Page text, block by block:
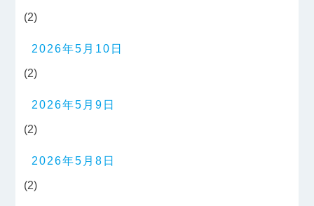
(2)
2026年5月10日
(2)
2026年5月9日
(2)
2026年5月8日
(2)